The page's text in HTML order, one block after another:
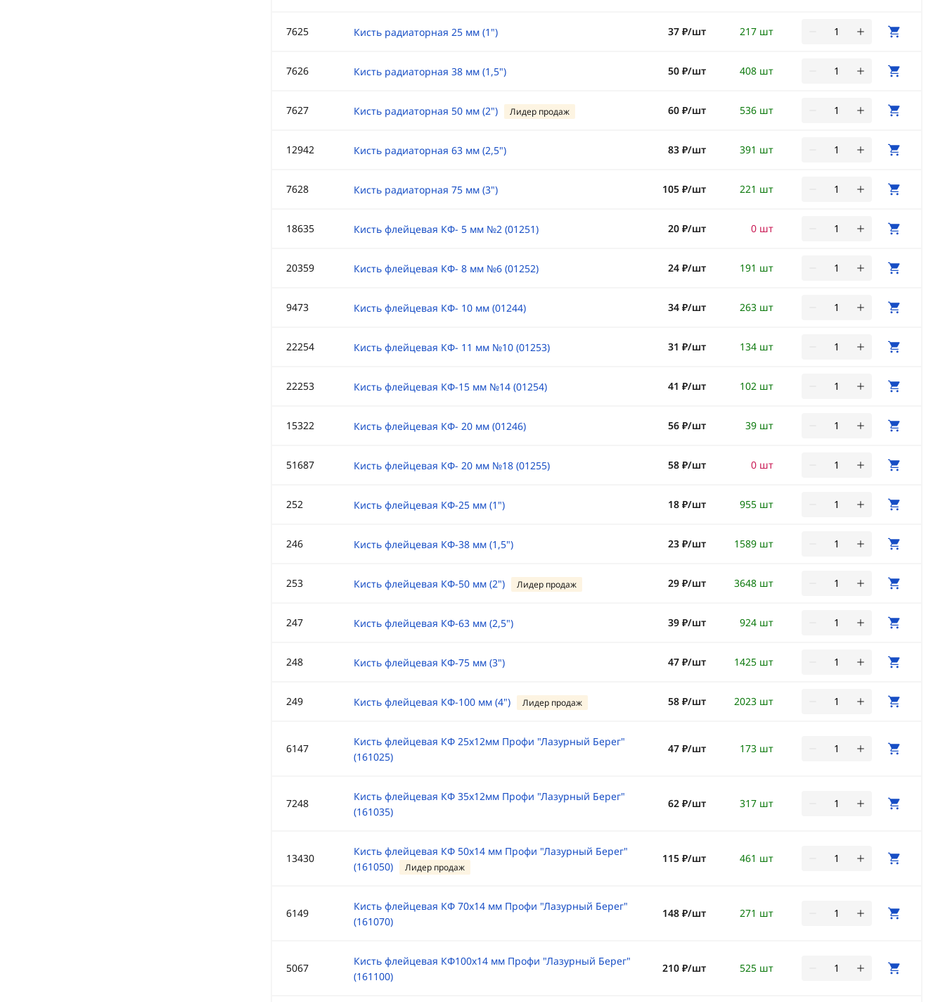
7625 Кисть радиаторная 25 мм (1") 217 шт
37 ₽/шт
7626 Кисть радиаторная 38 мм (1,5") 408 шт
50 ₽/шт
7627 Кисть радиаторная 50 мм (2") Лидер продаж 536 шт
60 ₽/шт
12942 Кисть радиаторная 63 мм (2,5") 391 шт
83 ₽/шт
7628 Кисть радиаторная 75 мм (3") 221 шт
105 ₽/шт
18635 Кисть флейцевая КФ- 5 мм №2 (01251) 0 шт
20 ₽/шт
20359 Кисть флейцевая КФ- 8 мм №6 (01252) 191 шт
24 ₽/шт
9473 Кисть флейцевая КФ- 10 мм (01244) 263 шт
34 ₽/шт
22254 Кисть флейцевая КФ- 11 мм №10 (01253) 134 шт
31 ₽/шт
22253 Кисть флейцевая КФ-15 мм №14 (01254) 102 шт
41 ₽/шт
15322 Кисть флейцевая КФ- 20 мм (01246) 39 шт
56 ₽/шт
51687 Кисть флейцевая КФ- 20 мм №18 (01255) 0 шт
58 ₽/шт
252 Кисть флейцевая КФ-25 мм (1") 955 шт
18 ₽/шт
246 Кисть флейцевая КФ-38 мм (1,5") 1589 шт
23 ₽/шт
253 Кисть флейцевая КФ-50 мм (2") Лидер продаж 3648 шт
29 ₽/шт
247 Кисть флейцевая КФ-63 мм (2,5") 924 шт
39 ₽/шт
248 Кисть флейцевая КФ-75 мм (3") 1425 шт
47 ₽/шт
249 Кисть флейцевая КФ-100 мм (4") Лидер продаж 2023 шт
58 ₽/шт
6147
Кисть флейцевая КФ 25х12мм Профи "Лазурный Берег"
(161025)
173 шт
47 ₽/шт
7248
Кисть флейцевая КФ 35х12мм Профи "Лазурный Берег"
(161035)
317 шт
62 ₽/шт
13430
Кисть флейцевая КФ 50х14 мм Профи "Лазурный Берег"
(161050)
Лидер продаж
461 шт
115 ₽/шт
6149
Кисть флейцевая КФ 70х14 мм Профи "Лазурный Берег"
(161070)
271 шт
148 ₽/шт
5067
Кисть флейцевая КФ100х14 мм Профи "Лазурный Берег"
(161100)
525 шт
210 ₽/шт